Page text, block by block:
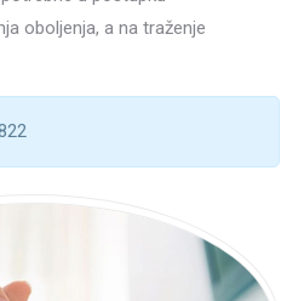
oboljenja, a na traženje